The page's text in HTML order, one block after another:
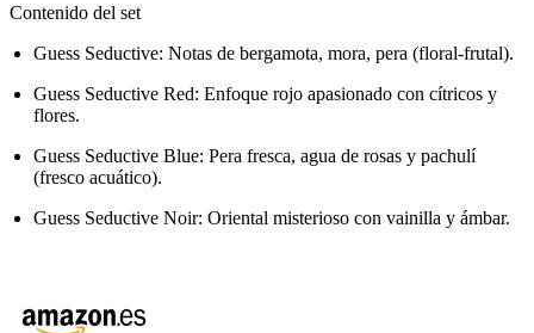
Contenido del set
Guess Seductive: Notas de bergamota, mora, pera (floral-frutal).
Guess Seductive Red: Enfoque rojo apasionado con cítricos y
flores.
Guess Seductive Blue: Pera fresca, agua de rosas y pachulí
(fresco acuático).
Guess Seductive Noir: Oriental misterioso con vainilla y ámbar.